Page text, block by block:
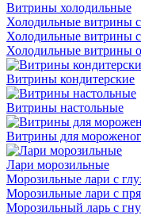
Витрины холодильные
Холодильные витрины
Холодильные витрины
Холодильные витрины
Витрины кондитерские
Витрины настольные
Витрины для
Лари морозильные
Морозильные лари с
Морозильные лари с
Морозильный ларь с